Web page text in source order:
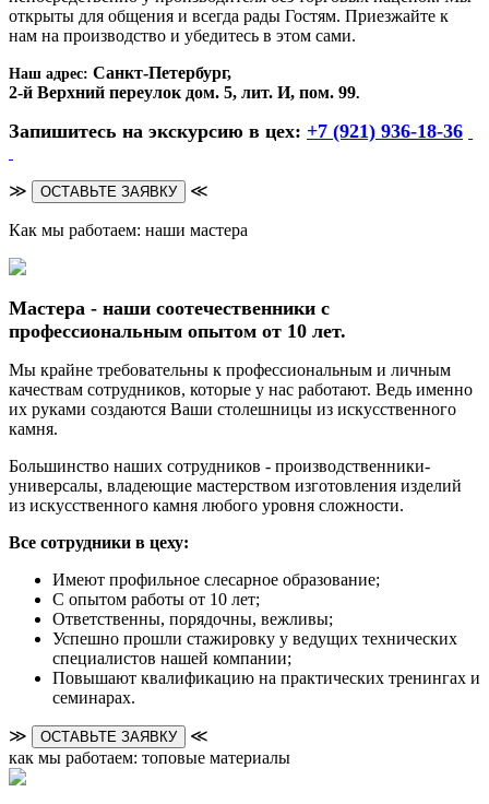
открыты для общения и всегда рады Гостям. Приезжайте к
нам на производство и убедитесь в этом сами.
Наш адрес: Санкт-Петербург,
2-й Верхний переулок дом. 5, лит. И, пом. 99.
Запишитесь на экскурсию в цех: +7 (921) 936-18-36
≫ ОСТАВЬТЕ ЗАЯВКУ ≪
Как мы работаем: наши мастера
Мастера - наши соотечественники с
профессиональным опытом от 10 лет.
Мы крайне требовательны к профессиональным и личным
качествам сотрудников, которые у нас работают. Ведь именно
их руками создаются Ваши столешницы из искусственного
камня.
Большинство наших сотрудников - производственники-
универсалы, владеющие мастерством изготовления изделий
из искусственного камня любого уровня сложности.
Все сотрудники в цеху:
Имеют профильное слесарное образование;
С опытом работы от 10 лет;
Ответственны, порядочны, вежливы;
Успешно прошли стажировку у ведущих технических
специалистов нашей компании;
Повышают квалификацию на практических тренингах и
семинарах.
≫ ОСТАВЬТЕ ЗАЯВКУ
≪
как мы работаем: топовые материалы